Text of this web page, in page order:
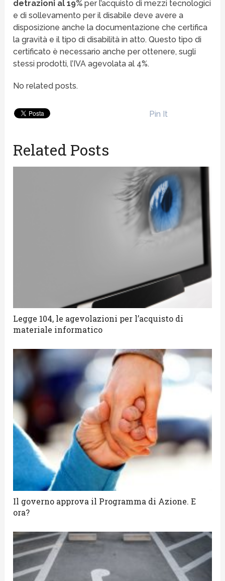
detrazioni al 19% per l’acquisto di mezzi tecnologici
e di sollevamento per il disabile deve avere a
disposizione anche la documentazione che certifica
la gravità e il tipo di disabilità in atto. Questo tipo di
certificato è necessario anche per ottenere, sugli
stessi prodotti, l’IVA agevolata al 4%.
No related posts.
Pin It
Related Posts
Legge 104, le agevolazioni per l’acquisto di
materiale informatico
Il governo approva il Programma di Azione. E
ora?